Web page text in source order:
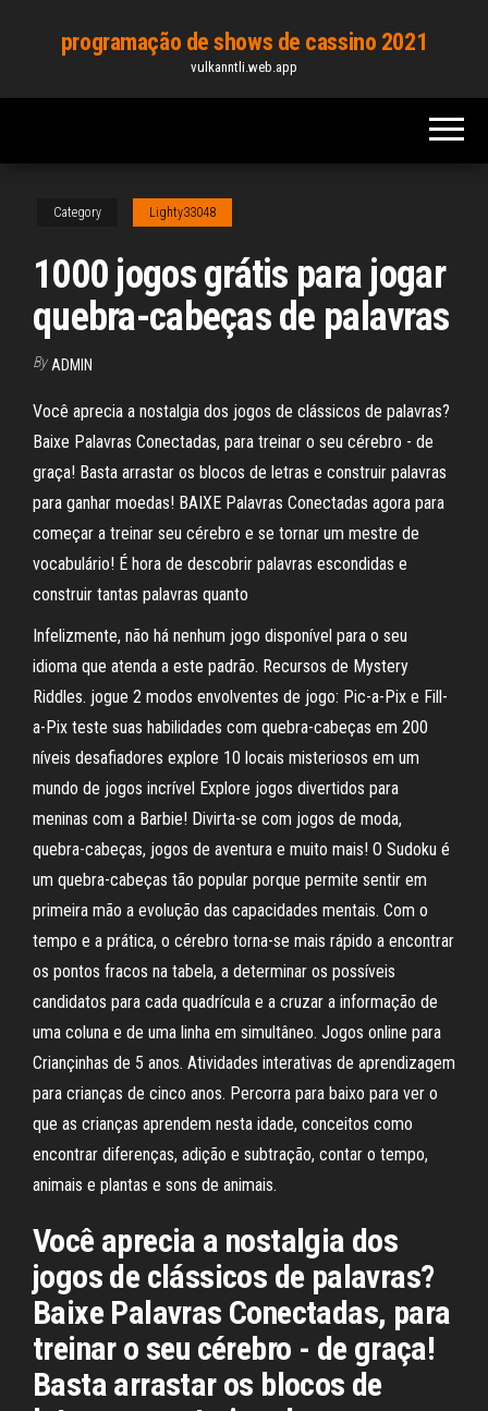
content
programação de shows de cassino 2021
vulkanntli.web.app
Category Lighty33048
1000 jogos grátis para jogar
quebra-cabeças de palavras
By ADMIN
Você aprecia a nostalgia dos jogos de clássicos de palavras?
Baixe Palavras Conectadas, para treinar o seu cérebro - de
graça! Basta arrastar os blocos de letras e construir palavras
para ganhar moedas! BAIXE Palavras Conectadas agora para
começar a treinar seu cérebro e se tornar um mestre de
vocabulário! É hora de descobrir palavras escondidas e
construir tantas palavras quanto
Infelizmente, não há nenhum jogo disponível para o seu
idioma que atenda a este padrão. Recursos de Mystery
Riddles. jogue 2 modos envolventes de jogo: Pic-a-Pix e Fill-
a-Pix teste suas habilidades com quebra-cabeças em 200
níveis desafiadores explore 10 locais misteriosos em um
mundo de jogos incrível Explore jogos divertidos para
meninas com a Barbie! Divirta-se com jogos de moda,
quebra-cabeças, jogos de aventura e muito mais! O Sudoku é
um quebra-cabeças tão popular porque permite sentir em
primeira mão a evolução das capacidades mentais. Com o
tempo e a prática, o cérebro torna-se mais rápido a encontrar
os pontos fracos na tabela, a determinar os possíveis
candidatos para cada quadrícula e a cruzar a informação de
uma coluna e de uma linha em simultâneo. Jogos online para
Criançinhas de 5 anos. Atividades interativas de aprendizagem
para crianças de cinco anos. Percorra para baixo para ver o
que as crianças aprendem nesta idade, conceitos como
encontrar diferenças, adição e subtração, contar o tempo,
animais e plantas e sons de animais.
Você aprecia a nostalgia dos
jogos de clássicos de palavras?
Baixe Palavras Conectadas, para
treinar o seu cérebro - de graça!
Basta arrastar os blocos de